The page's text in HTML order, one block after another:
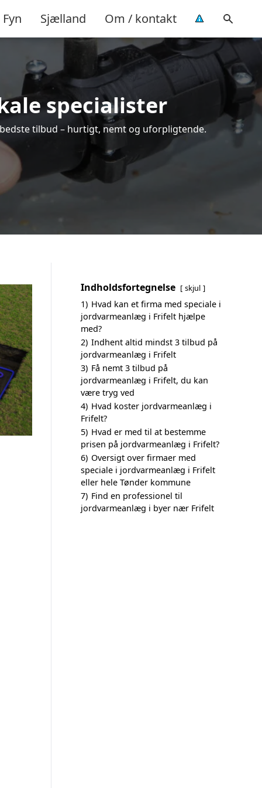
Fyn Sjælland Om / kontakt
specialister
tilbud – hurtigt, nemt og uforpligtende.
Indholdsfortegnelse skjul
1) Hvad kan et firma med speciale i
jordvarmeanlæg i Frifelt hjælpe
med?
2) Indhent altid mindst 3 tilbud på
jordvarmeanlæg i Frifelt
3) Få nemt 3 tilbud på
jordvarmeanlæg i Frifelt, du kan
være tryg ved
4) Hvad koster jordvarmeanlæg i
Frifelt?
5) Hvad er med til at bestemme
prisen på jordvarmeanlæg i Frifelt?
6) Oversigt over firmaer med
speciale i jordvarmeanlæg i Frifelt
eller hele Tønder kommune
7) Find en professionel til
jordvarmeanlæg i byer nær Frifelt